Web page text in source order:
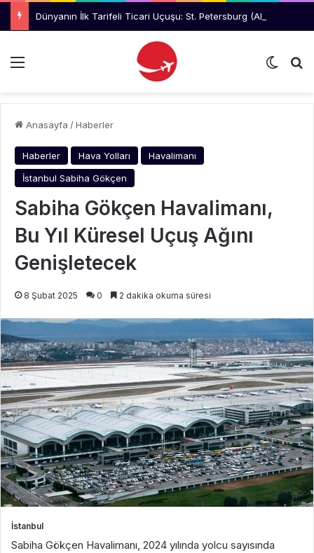
Menü Dış
Anasayfa /Haberler
Haberler Hava Yolları
Havalimanı
İstanbul Sabiha Gökçen
Sabiha Gökçen Havalimanı,
Bu Yıl Küresel Uçuş Ağını
Genişletecek
8 Şubat 2025 0 2 dakika okuma süresi
İstanbul
Sabiha Gökçen Havalimanı, 2024 yılında yolcu sayısında